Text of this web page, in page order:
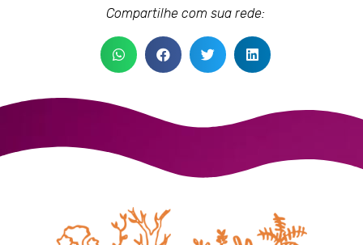
Compartilhe com sua rede: